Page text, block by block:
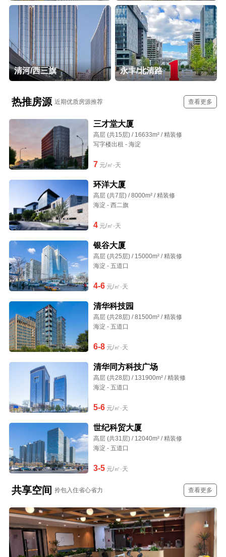
清河/西三旗 永丰/北清路
热推房源 近期优质房源推荐 查看更多
三才堂大厦
高层 (共15层) / 16633m² / 精装修
写字楼出租 - 海淀
7 元/㎡·天
环洋大厦
高层 (共7层) / 8000m² / 精装修
海淀 - 西二旗
4元/㎡·天
银谷大厦
高层 (共25层) / 15000m² / 精装修
海淀 - 五道口
4-6元/㎡·天
清华科技园
高层 (共28层) / 81500m² / 精装修
海淀 - 五道口
6-8元/㎡·天
清华同方科技广场
高层 (共28层) / 131900m² / 精装修
海淀 - 五道口
5-6元/㎡·天
世纪科贸大厦
高层 (共31层) / 12040m² / 精装修
海淀 - 五道口
3-5元/㎡·天
共享空间 拎包入住省心省力 查看更多